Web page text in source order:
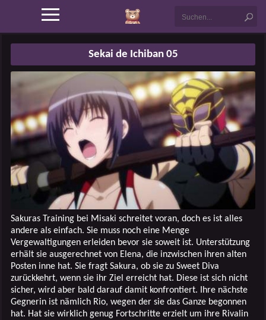
Sekai de Ichiban 05
Sakuras Training bei Misaki schreitet voran, doch es ist alles
andere als einfach. Sie muss noch eine Menge
Vergewaltigungen erleiden bevor sie soweit ist. Unterstützung
erhält sie ausgerechnet von Elena, die inzwischen ihren alten
Posten inne hat. Sie fragt Sakura, ob sie zu Sweet Diva
zurückkehrt, wenn sie ihr Ziel erreicht hat. Diese ist sich nicht
sicher, wird aber bald darauf damit konfrontiert. Ihre nächste
Gegnerin ist nämlich Rio, wegen der sie das Ganze begonnen
hat. Hat sie wirklich genug Fortschritte erzielt um ihre Rivalin